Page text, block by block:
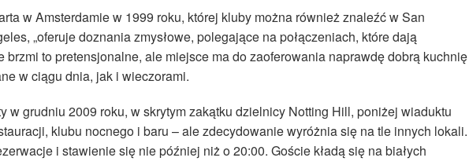
w Amsterdamie w 1999 roku, której kluby można również znaleźć w San
„oferuje doznania zmysłowe, polegające na połączeniach, które dają
brzmi to pretensjonalne, ale miejsce ma do zaoferowania naprawdę dobrą kuchnię
w ciągu dnia, jak i wieczorami.
w grudniu 2009 roku, w skrytym zakątku dzielnicy Notting Hill, poniżej wiaduktu
klubu nocnego i baru – ale zdecydowanie wyróżnia się na tle innych lokali.
i stawienie się nie później niż o 20:00. Goście kładą się na białych